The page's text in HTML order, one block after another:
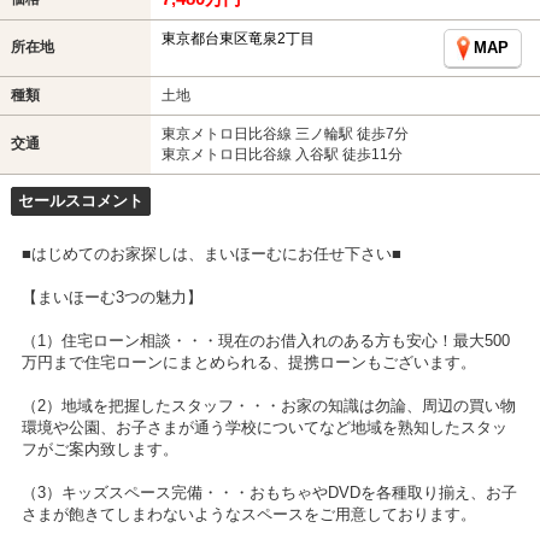
所在地 東京都台東区竜泉2丁目
MAP
種類 土地
交通
東京メトロ日比谷線 三ノ輪駅 徒歩7分
東京メトロ日比谷線 入谷駅 徒歩11分
セールスコメント
■はじめてのお家探しは、まいほーむにお任せ下さい■
【まいほーむ3つの魅力】
（1）住宅ローン相談・・・現在のお借入れのある方も安心！最大500
万円まで住宅ローンにまとめられる、提携ローンもございます。
（2）地域を把握したスタッフ・・・お家の知識は勿論、周辺の買い物
環境や公園、お子さまが通う学校についてなど地域を熟知したスタッ
フがご案内致します。
（3）キッズスペース完備・・・おもちゃやDVDを各種取り揃え、お子
さまが飽きてしまわないようなスペースをご用意しております。